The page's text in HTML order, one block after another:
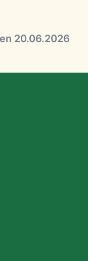
20.06.2026